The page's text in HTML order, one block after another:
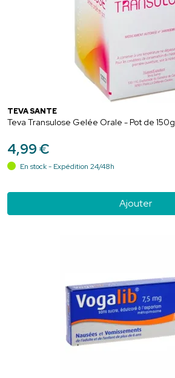
TEVA SANTÉ
Teva Transulose Gelée Orale - Pot de 150g
4,99€
En stock - Expédition 24/48h
Ajouter